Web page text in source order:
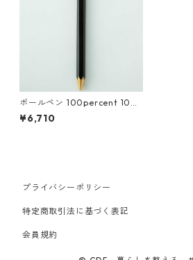
ボールペン 100percent 10
0% PENCILLEST フリクション
リフィルセット 100パーセン
¥6,710
プライバシーポリシー
特定商取引法に基づく表記
会員規約